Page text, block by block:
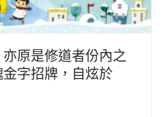
原是修道者份內之
字招牌，自炫於